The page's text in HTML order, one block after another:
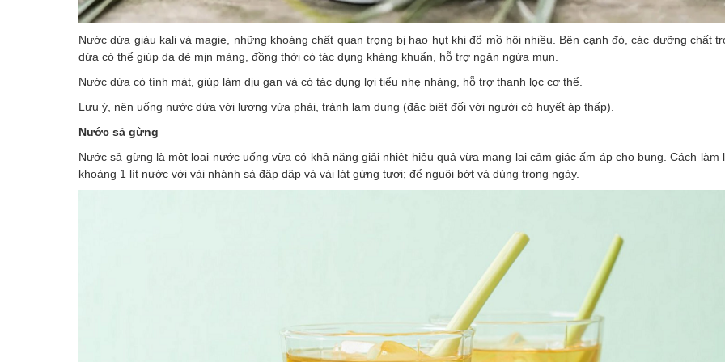
Nước dừa giàu kali và magie, những khoáng chất quan trọng bị hao hụt khi đổ mồ hôi nhiều. Bên cạnh đó, các dưỡng chất
dừa có thể giúp da dẻ mịn màng, đồng thời có tác dụng kháng khuẩn, hỗ trợ ngăn ngừa mụn.
Nước dừa có tính mát, giúp làm dịu gan và có tác dụng lợi tiểu nhẹ nhàng, hỗ trợ thanh lọc cơ thể.
Lưu ý, nên uống nước dừa với lượng vừa phải, tránh lạm dụng (đặc biệt đối với người có huyết áp thấp).
Nước sả gừng
Nước sả gừng là một loại nước uống vừa có khả năng giải nhiệt hiệu quả vừa mang lại cảm giác ấm áp cho bụng. Cách làm
khoảng 1 lít nước với vài nhánh sả đập dập và vài lát gừng tươi; để nguội bớt và dùng trong ngày.